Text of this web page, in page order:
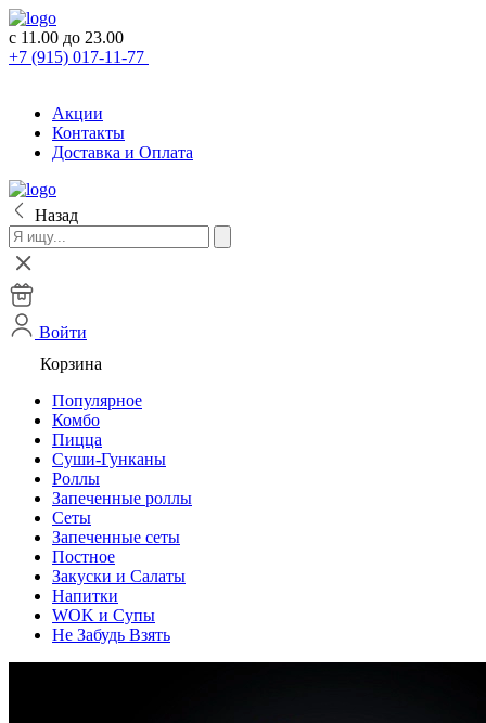
с 11.00 до 23.00
+7 (915) 017-11-77
Акции
Контакты
Доставка и Оплата
Назад
Войти
Корзина
Популярное
Комбо
Пицца
Суши-Гунканы
Роллы
Запеченные роллы
Сеты
Запеченные сеты
Постное
Закуски и Салаты
Напитки
WOK и Супы
Не Забудь Взять